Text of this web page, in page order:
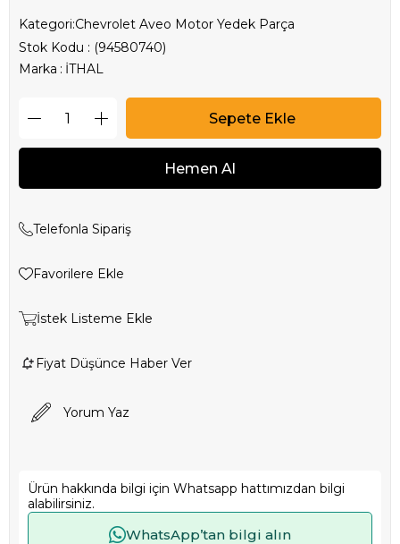
Kategori:Chevrolet Aveo Motor Yedek Parça
Stok Kodu
(94580740)
Marka : İTHAL
Telefonla Sipariş
Favorilere Ekle
İstek Listeme Ekle
Fiyat Düşünce Haber Ver
Yorum Yaz
Ürün hakkında bilgi için Whatsapp hattımızdan bilgi
alabilirsiniz.
WhatsApp’tan bilgi alın